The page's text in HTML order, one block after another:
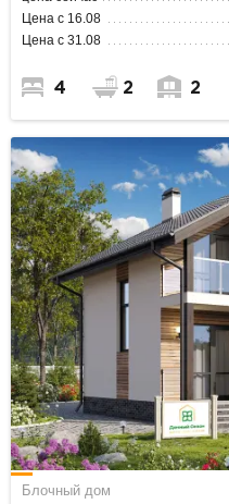
Цена с 16.08
Цена с 31.08
4 2 2
Блочный дом